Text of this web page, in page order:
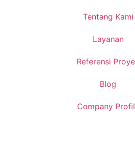
Tentang Kami
Layanan
Referensi
Blog
Company